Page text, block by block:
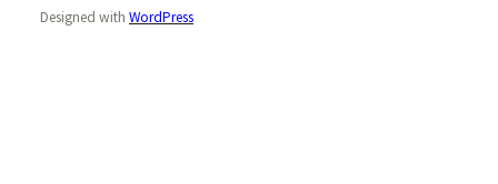
Designed with WordPress